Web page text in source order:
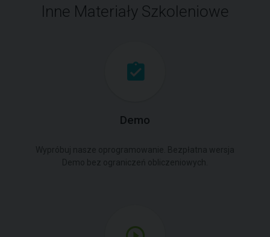
Inne Materiały Szkoleniowe
Demo